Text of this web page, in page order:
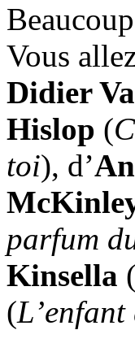
Vous
Didier
Hislop (
toi), d’
parfum
Kinsella (
(